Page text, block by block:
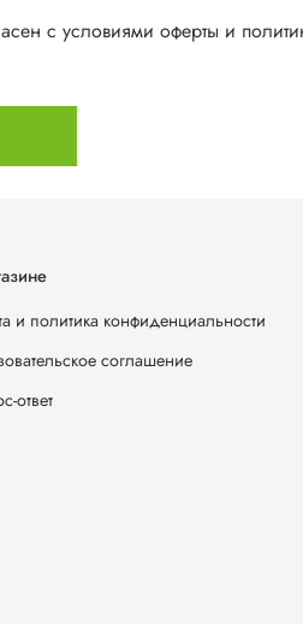
оферты и политики
и политика конфиденциальности
соглашение
ответ